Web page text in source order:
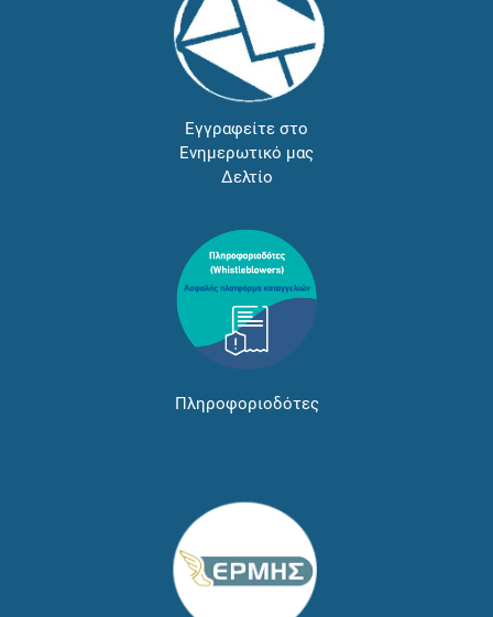
Εγγραφείτε στο
Ενημερωτικό μας
Δελτίο
Πληροφοριοδότες